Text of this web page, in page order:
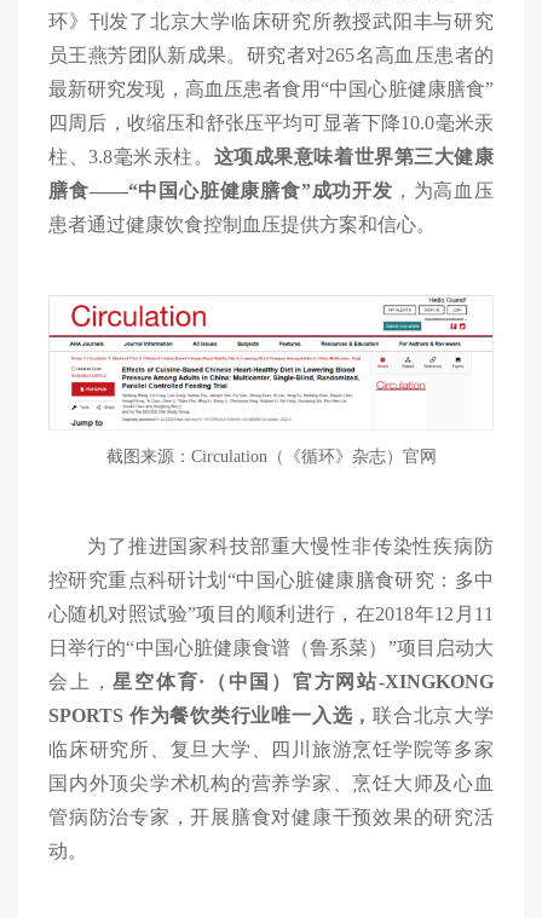
环》刊发了北京大学临床研究所教授武阳丰与研究
员王燕芳团队新成果。研究者对265名高血压患者的
最新研究发现，高血压患者食用“中国心脏健康膳食”
四周后，收缩压和舒张压平均可显著下降10.0毫米汞
柱、3.8毫米汞柱。 这项成果意味着世界第三大健康
膳食——“中国心脏健康膳食”成功开发 ，为高血压
患者通过健康饮食控制血压提供方案和信心。
截图来源：Circulation （ 《循环》杂志） 官网
为了推进国家科技部重大慢性非传染性疾病防
控研究重点科研计划 “中国心脏健康膳食研究：多中
心随机对照试验”项目的顺利进行，在2018年12月11
日举行的“中国心脏健康食谱（鲁系菜）”项目启动大
会上
，星空体育·（中国）官方网站-XINGKONG
SPORTS 作为餐饮类行业唯一入选，联合北京大学
临床研究所、复旦大学、四川旅游烹饪学院等多家
国内外顶尖学术机构的营养学家、烹饪大师及心血
管病防治专家，开展膳食对健康干预效果的研究活
动。